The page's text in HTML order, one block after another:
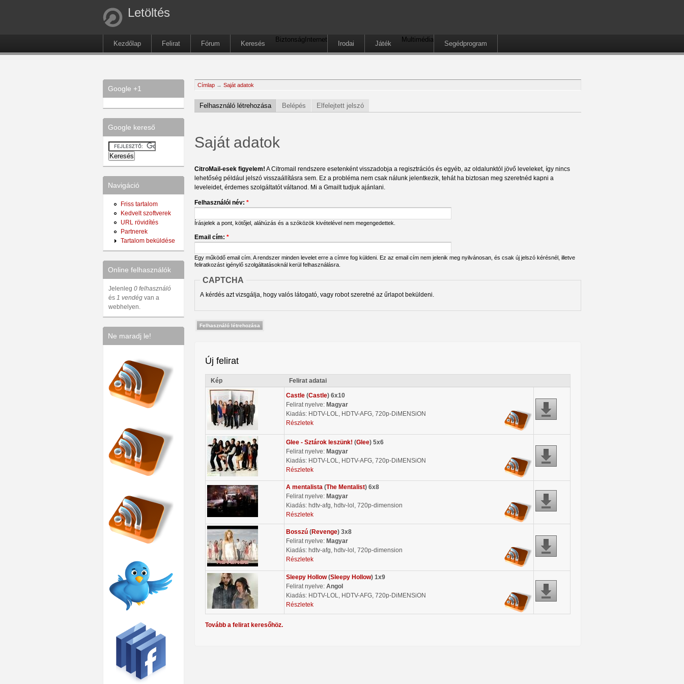
Letöltés
Kezdőlap Felirat Fórum Keresés
Biztonság Internet
Irodai Játék
Multimédia
Segédprogram
Google +1
Google kereső
Navigáció
Friss tartalom
Kedvelt szoftverek
URL rövidítés
Partnerek
Tartalom beküldése
Online felhasználók
Jelenleg 0 felhasználó
és 1 vendég van a
webhelyen.
Ne maradj le!
Címlap → Saját adatok
Felhasználó létrehozása Belépés Elfelejtett jelszó
Saját adatok
CitroMail-esek figyelem! A Citromail rendszere esetenként visszadobja a regisztrációs és egyéb, az oldalunktól jövő leveleket, így nincs
lehetőség például jelszó visszaállításra sem. Ez a probléma nem csak nálunk jelentkezik, tehát ha biztosan meg szeretnéd kapni a
leveleidet, érdemes szolgáltatót váltanod. Mi a Gmailt tudjuk ajánlani.
Felhasználói név: *
Írásjelek a pont, kötőjel, aláhúzás és a szóközök kivételével nem megengedettek.
Email cím: *
Egy működő email cím. A rendszer minden levelet erre a címre fog küldeni. Ez az email cím nem jelenik meg nyilvánosan, és csak új jelszó kérésnél, illetve
feliratkozást igénylő szolgáltatásoknál kerül felhasználásra.
CAPTCHA
A kérdés azt vizsgálja, hogy valós látogató, vagy robot szeretné az űrlapot beküldeni.
Új felirat
Kép Felirat adatai
Castle (Castle) 6x10
Felirat nyelve: Magyar
Kiadás: HDTV-LOL, HDTV-AFG, 720p-DiMENSiON
Részletek
Glee - Sztárok leszünk! (Glee) 5x6
Felirat nyelve: Magyar
Kiadás: HDTV-LOL, HDTV-AFG, 720p-DiMENSiON
Részletek
A mentalista (The Mentalist) 6x8
Felirat nyelve: Magyar
Kiadás: hdtv-afg, hdtv-lol, 720p-dimension
Részletek
Bosszú (Revenge) 3x8
Felirat nyelve: Magyar
Kiadás: hdtv-afg, hdtv-lol, 720p-dimension
Részletek
Sleepy Hollow(Sleepy Hollow) 1x9
Felirat nyelve: Angol
Kiadás: HDTV-LOL, HDTV-AFG, 720p-DiMENSiON
Részletek
Tovább a felirat keresőhöz.